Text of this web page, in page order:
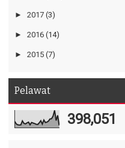
► 2017 (3)
► 2016 (14)
► 2015 (7)
Pelawat
398,051